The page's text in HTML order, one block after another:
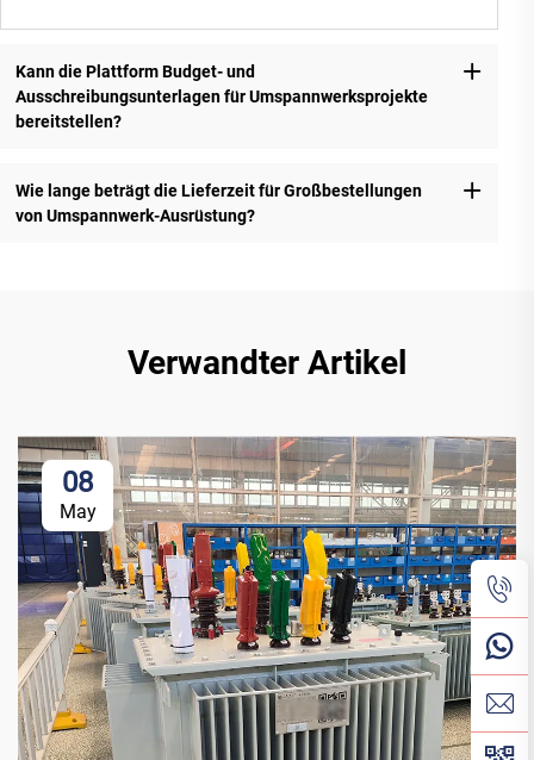
Kann die Plattform Budget- und
Ausschreibungsunterlagen für Umspannwerksprojekte
bereitstellen?
Wie lange beträgt die Lieferzeit für Großbestellungen
von Umspannwerk-Ausrüstung?
Verwandter Artikel
08
May